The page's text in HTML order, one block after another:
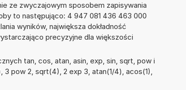
ze zwyczajowym sposobem zapisywania
to następująco: 4 947 081 436 463 000
wyników, największa dokładność
precyzyjne dla większości
tan, cos, atan, asin, exp, sin, sqrt, pow i
3 pow 2, sqrt(4), 2 exp 3, atan(1/4), acos(1),